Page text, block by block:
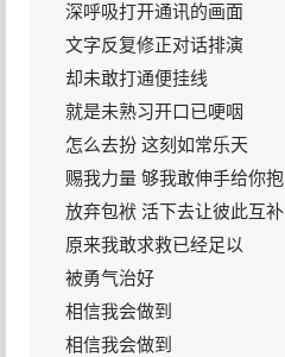
深呼吸打开通讯的画面
文字反复修正对话排演
却未敢打通便挂线
就是未熟习开口已哽咽
怎么去扮 这刻如常乐天
赐我力量 够我敢伸手给你抱
放弃包袱 活下去让彼此互补
原来我敢求救已经足以
被勇气治好
相信我会做到
相信我会做到